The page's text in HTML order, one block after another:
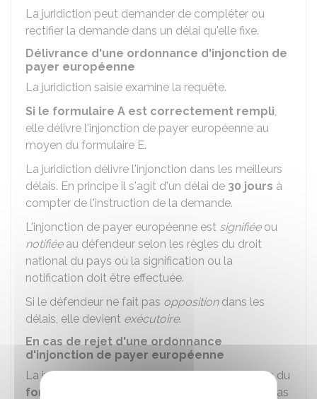
La juridiction peut demander de compléter ou
rectifier la demande dans un délai qu'elle fixe.
Délivrance d'une ordonnance d'injonction de
payer européenne
La juridiction saisie examine la requête.
Si le formulaire A est correctement rempli,
elle délivre l'injonction de payer européenne au
moyen du formulaire E.
La juridiction délivre l'injonction dans les meilleurs
délais. En principe il s'agit d'un délai de 30 jours à
compter de l'instruction de la demande.
L'injonction de payer européenne est signifiéeou
notifiéeau défendeur selon les règles du droit
national du pays où la signification ou la
notification doit être effectuée.
Si le défendeur ne fait pas oppositiondans les
délais, elle devient exécutoire.
En cas de rejet d'une ordonnance
d'injonction de payer européenne
La juridiction peut rejeter la demande au moyen du
formulaire D
notamment si la demande n'est pas